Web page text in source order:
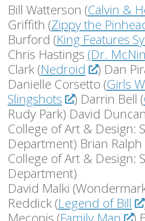
Bill Watterson (Calvin &
Griffith (Zippy the
Burford (King Features
Chris Hastings (Dr.
Clark (Nedroid ) Dan
Danielle Corsetto (Girls
Slingshots
) Darrin Bell (
Rudy Park) David
College of Art & Design:
Department) Brian Ralph
College of Art & Design:
Department)
David Malki
Reddick (Legend of Bill
Meconis (Family Man )